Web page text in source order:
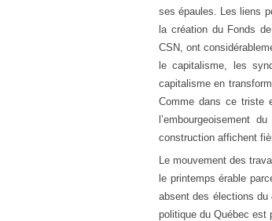
ses épaules. Les liens
la création du Fonds
CSN, ont
le capitalisme, les
capitalisme en
Comme dans ce triste
l’embourgeoisement
construction affichent
Le mouvement des
le printemps érable
absent des élections du
politique du Québec est